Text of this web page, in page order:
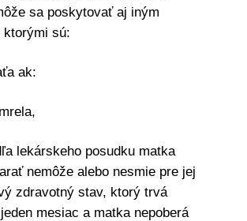
sa poskytovať aj iným
ktorými sú:
ak:
lekárskeho posudku matka
nemôže alebo nesmie pre jej
zdravotný stav, ktorý trvá
mesiac a matka nepoberá